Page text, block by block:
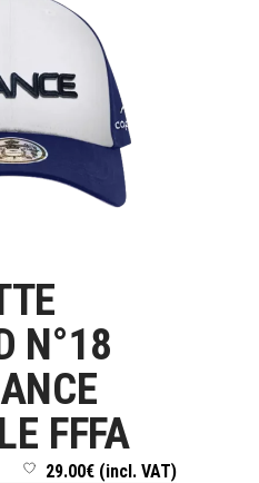
AU PANIER
N°18
FFFA
29.00€ (incl. VAT)